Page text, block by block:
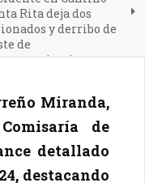
Rita deja dos
y derribo de
de
en
Miranda,
de
detallado
destacando